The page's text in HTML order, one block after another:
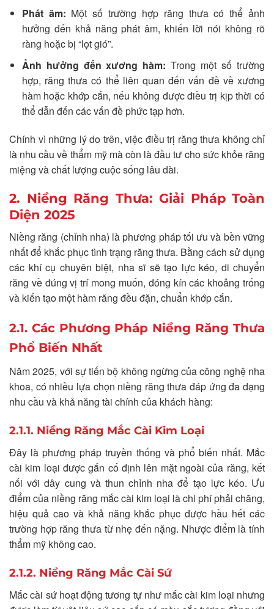
Phát âm: Một số trường hợp răng thưa có thể ảnh
hưởng đến khả năng phát âm, khiến lời nói không rõ
ràng hoặc bị “lọt gió”.
Ảnh hưởng đến xương hàm: Trong một số trường
hợp, răng thưa có thể liên quan đến vấn đề về xương
hàm hoặc khớp cắn, nếu không được điều trị kịp thời có
thể dẫn đến các vấn đề phức tạp hơn.
Chính vì những lý do trên, việc điều trị răng thưa không chỉ
là nhu cầu về thẩm mỹ mà còn là đầu tư cho sức khỏe răng
miệng và chất lượng cuộc sống lâu dài.
2. Niềng Răng Thưa: Giải Pháp Toàn
Diện 2025
Niềng răng (chỉnh nha) là phương pháp tối ưu và bền vững
nhất để khắc phục tình trạng răng thưa. Bằng cách sử dụng
các khí cụ chuyên biệt, nha sĩ sẽ tạo lực kéo, di chuyển
răng về đúng vị trí mong muốn, đóng kín các khoảng trống
và kiến tạo một hàm răng đều đặn, chuẩn khớp cắn.
2.1. Các Phương Pháp Niềng Răng Thưa
Phổ Biến Nhất
Năm 2025, với sự tiến bộ không ngừng của công nghệ nha
khoa, có nhiều lựa chọn niềng răng thưa đáp ứng đa dạng
nhu cầu và khả năng tài chính của khách hàng:
2.1.1. Niềng Răng Mắc Cài Kim Loại
Đây là phương pháp truyền thống và phổ biến nhất. Mắc
cài kim loại được gắn cố định lên mặt ngoài của răng, kết
nối với dây cung và thun chỉnh nha để tạo lực kéo. Ưu
điểm của niềng răng mắc cài kim loại là chi phí phải chăng,
hiệu quả cao và khả năng khắc phục được hầu hết các
trường hợp răng thưa từ nhẹ đến nặng. Nhược điểm là tính
thẩm mỹ không cao.
2.1.2. Niềng Răng Mắc Cài Sứ
Mắc cài sứ hoạt động tương tự như mắc cài kim loại nhưng